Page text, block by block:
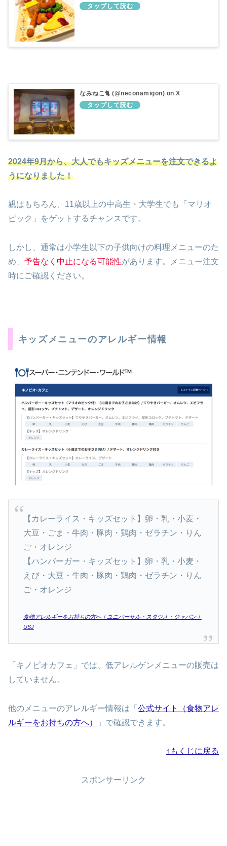
なみねこ🐈️ (@neconamigon) on X
2024年9月から、大人でもキッズメニューを注文できるよ
うになりました！
親はもちろん、11歳以上の中高生・大学生でも「マリオ
ピック」をゲットするチャンスです。
しかし、通常は小学生以下の子供向けの料理メニューのた
め、 予告なく中止になる可能性があります。メニュー注文
時にご確認ください。
キッズメニューのアレルギー情報
【カレーライス・キッズセット】卵・乳・小麦・
大豆・ごま・牛肉・豚肉・鶏肉・ゼラチン・りん
ご・オレンジ
【ハンバーガー・キッズセット】卵・乳・小麦・
えび・大豆・牛肉・豚肉・鶏肉・ゼラチン・りん
ご・オレンジ
食物アレルギーをお持ちの方へ｜ユニバーサル・スタジオ・ジャパン｜
USJ
「キノピオカフェ」では、低アレルゲンメニューの販売は
していません。
他のメニューのアレルギー情報は「 公式サイト（食物アレ
ルギーをお持ちの方へ）
」で確認できます。
↑もくじに戻る
スポンサーリンク